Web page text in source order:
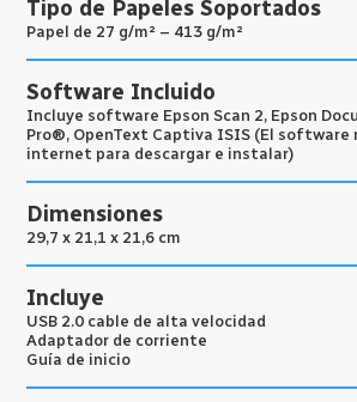
Tipo de Papeles Soportados
Papel de 27 g/m² – 413 g/m²
Software Incluido
Incluye software Epson Scan 2, Epson
Pro®, OpenText Captiva ISIS (El software
internet para descargar e instalar)
Dimensiones
29,7 x 21,1 x 21,6 cm
Incluye
USB 2.0 cable de alta velocidad
Adaptador de corriente
Guía de inicio